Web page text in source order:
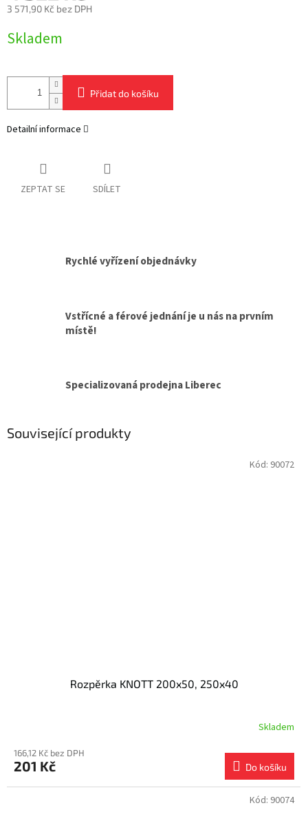
3 571,90 Kč bez DPH
cena:
Skladem
Přidat do košíku
Detailní informace
ZEPTAT SE SDÍLET
Rychlé vyřízení objednávky
Vstřícné a férové jednání je u nás na prvním
místě!
Specializovaná prodejna Liberec
Související produkty
Rozpěrka KNOTT 200x50, 250x40
Skladem
166,12 Kč bez DPH
201 Kč Do košíku
Kód: 90072
Kód: 90074